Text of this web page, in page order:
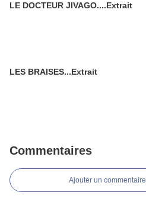
LE DOCTEUR JIVAGO....Extrait
LES BRAISES...Extrait
Commentaires
Ajouter un commentaire